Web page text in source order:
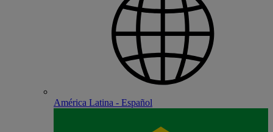
América Latina - Español